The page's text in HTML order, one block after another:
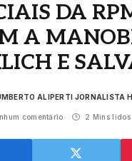
DA
A
E
ALIPERTI JORNALISTA
comentário 2 Mins lidos